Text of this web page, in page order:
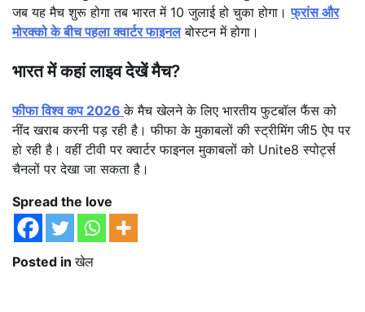
जब यह मैच शुरू होगा तब भारत में 10 जुलाई हो चुका होगा।फ्रांस और
मोरक्को के बीच पहला क्वार्टर फाइनलबोस्टन में होगा।
भारत में कहां लाइव देखें मैच?
फीफा विश्व कप 2026के मैच खेलने के लिए भारतीय फुटबॉल फैंस को
नींद खराब करनी पड़ रही है। फीफा के मुकाबलों की स्ट्रीमिंग जी5 ऐप पर
हो रही है। वहीं टीवी पर क्वार्टर फाइनल मुकाबलों को Unite8 स्पोर्ट्स
चैनलों पर देखा जा सकता है।
Spread the love
Posted inखेल